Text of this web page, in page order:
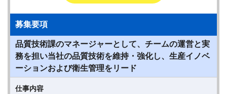
募集要項
品質技術課のマネージャーとして、チームの運営と実
務を担い当社の品質技術を維持・強化し、生産イノベ
ーションおよび衛生管理をリード
仕事内容